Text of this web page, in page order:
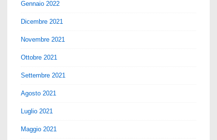
Gennaio 2022
Dicembre 2021
Novembre 2021
Ottobre 2021
Settembre 2021
Agosto 2021
Luglio 2021
Maggio 2021